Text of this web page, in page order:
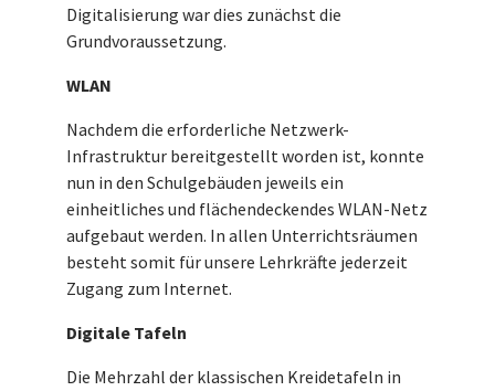
Digitalisierung war dies zunächst die
Grundvoraussetzung.
WLAN
Nachdem die erforderliche Netzwerk-
Infrastruktur bereitgestellt worden ist, konnte
nun in den Schulgebäuden jeweils ein
einheitliches und flächendeckendes WLAN-Netz
aufgebaut werden. In allen Unterrichtsräumen
besteht somit für unsere Lehrkräfte jederzeit
Zugang zum Internet.
Digitale Tafeln
Die Mehrzahl der klassischen Kreidetafeln in